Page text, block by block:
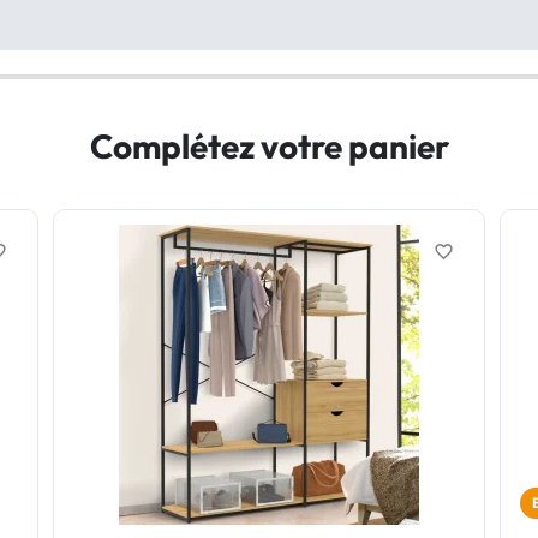
Complétez votre panier
favorite_border